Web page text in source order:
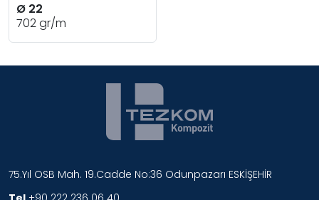
Ø 22
702 gr/m
75.Yıl OSB Mah. 19.Cadde No:36 Odunpazarı ESKİŞEHİR